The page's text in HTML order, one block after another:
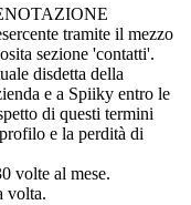
tramite il mezzo
sezione 'contatti'.
disdetta della
e a Spiiky entro le
di questi termini
e la perdità di
volte al mese.
volta.